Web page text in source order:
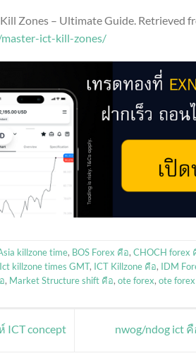
Zones – Ultimate Guide. Retrieved
ict-kill-zones/
killzone time, BOS Forex คือ, CHOCH forex
Ict killzone times GMT, ICT Killzone คือ, IDM
, Market Structure shift คือ, ote forex, ote
ICT concept nwog/ndog ict